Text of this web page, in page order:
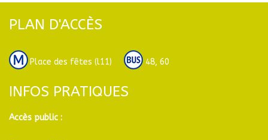
PLAN D'ACCÈS
Place des fêtes (l11) 48, 60
INFOS PRATIQUES
Accès public :